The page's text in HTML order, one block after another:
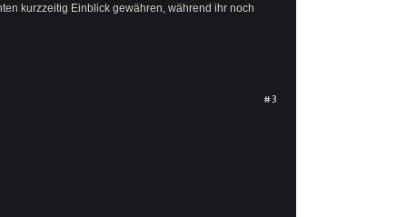
kurzzeitig Einblick gewähren, während ihr noch
#3